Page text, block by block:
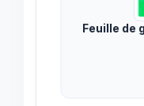
Feuille de